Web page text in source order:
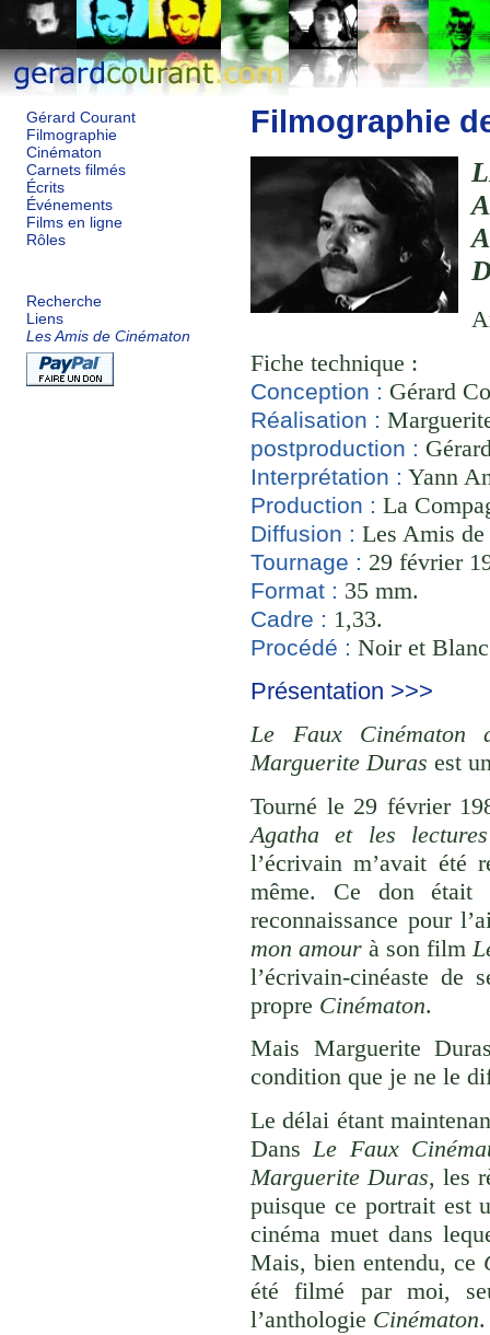
Gérard Courant
Filmographie
Cinématon
Carnets filmés
Écrits
Événements
Films en ligne
Rôles
Recherche
Liens
Les Amis de Cinématon
Filmographie
Fiche technique :
Conception : Gérard
Réalisation :
postproduction :
Interprétation : Yann
Production : La
Diffusion : Les Amis
Tournage : 29 février
Format : 35 mm.
Cadre : 1,33.
Procédé : Noir et
Présentation >>>
Le Faux Cinématon
Marguerite Duras est
Tourné le 29 février
Agatha et les
l’écrivain m’avait été
même. Ce don était
reconnaissance pour
mon amour à son film
l’écrivain-cinéaste de
propre Cinématon.
Mais Marguerite
condition que je ne le
Le délai étant
Dans Le Faux
Marguerite Duras, les
puisque ce portrait est
cinéma muet dans
Mais, bien entendu, ce
été filmé par moi,
l’anthologie Cinématon.